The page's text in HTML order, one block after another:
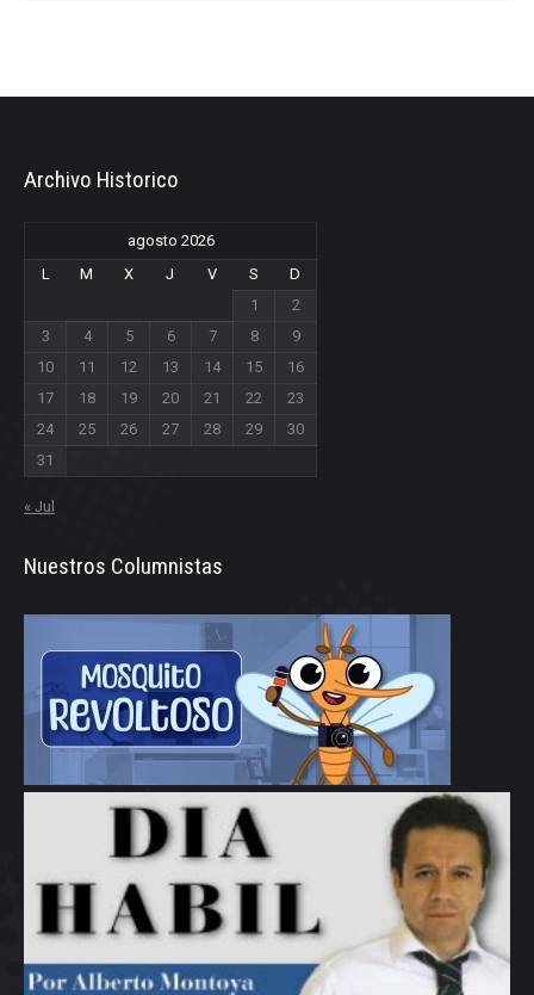
Archivo Historico
agosto 2026
L
M X J V S
D
1
2
3
4 5 6 7 8
9
10
11 12 13 14 15
16
17
18 19 20 21 22
23
24
25 26 27 28 29
30
31
« Jul
Nuestros Columnistas